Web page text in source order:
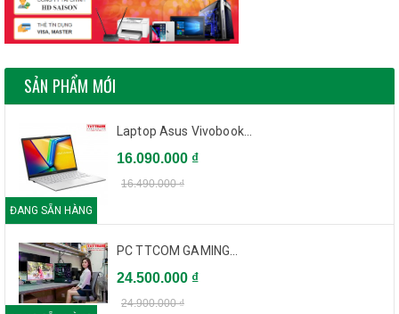
SẢN PHẨM MỚI
ĐANG SẴN HÀNG
Laptop Asus Vivobook...
16.090.000 ₫
16.490.000 ₫
PC TTCOM GAMING...
24.500.000 ₫
24.900.000 ₫